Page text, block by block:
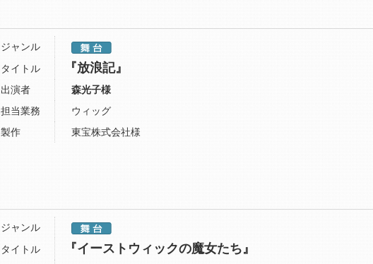
ジャンル
タイトル
『放浪記』
出演者
森光子様
担当業務
ウィッグ
製作
東宝株式会社様
ジャンル
タイトル
『イーストウィックの魔女たち』